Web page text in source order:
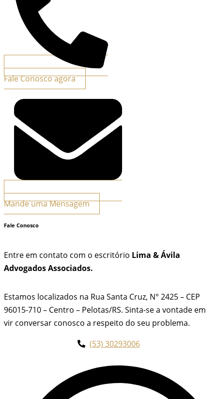
Fale Conosco agora
Mande uma Mensagem
Fale Conosco
Entre em contato com o escritório Lima & Ávila
Advogados Associados.
Estamos localizados na Rua Santa Cruz, N° 2425 – CEP
96015-710 – Centro – Pelotas/RS. Sinta-se a vontade em
vir conversar conosco a respeito do seu problema.
(53) 30293006